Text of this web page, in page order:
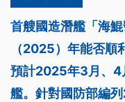
首艘國造潛艦「海
（2025）年能否順
預計2025年3月、4
艦。針對國防部編